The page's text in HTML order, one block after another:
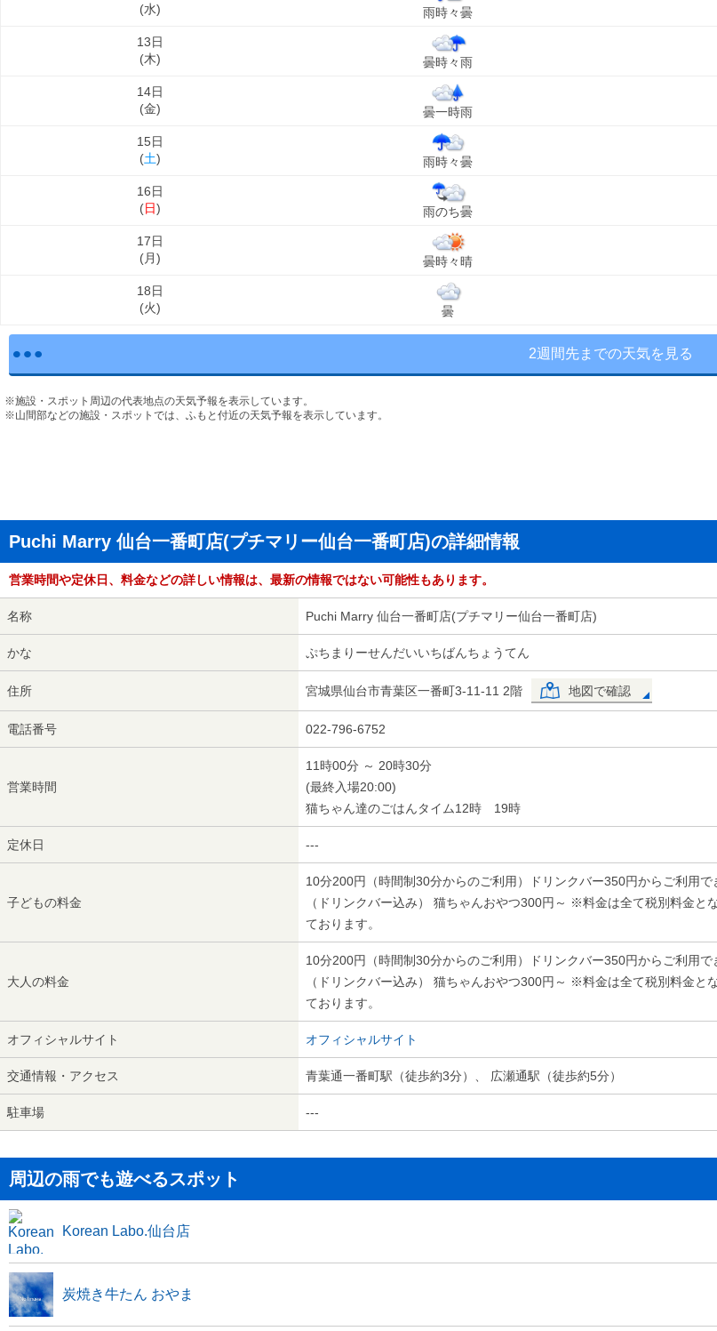
(水) 雨時々曇
13日
(木) 曇時々雨
14日
(金) 曇一時雨
15日
(土) 雨時々曇
16日
(日) 雨のち曇
17日
(月) 曇時々晴
18日
(火) 曇
2週間先までの天気を見る
※施設・スポット周辺の代表地点の天気予報を表示しています。
※山間部などの施設・スポットでは、ふもと付近の天気予報を表示しています。
Puchi Marry 仙台一番町店(プチマリー仙台一番町店)の詳細情報
営業時間や定休日、料金などの詳しい情報は、最新の情報ではない可能性もあります。
名称 Puchi Marry 仙台一番町店(プチマリー仙台一番町店)
かな ぷちまりーせんだいいちばんちょうてん
住所 宮城県仙台市青葉区一番町3-11-11 2階 地図で確認
電話番号 022-796-6752
営業時間
11時00分 ～ 20時30分
(最終入場20:00)
猫ちゃん達のごはんタイム12時 19時
定休日 ---
子どもの料金
10分200円（時間制30分からのご利用）ドリンクバー350円からご利用
（ドリンクバー込み） 猫ちゃんおやつ300円～ ※料金は全て税別料金
ております。
大人の料金
10分200円（時間制30分からのご利用）ドリンクバー350円からご利用
（ドリンクバー込み） 猫ちゃんおやつ300円～ ※料金は全て税別料金
ております。
オフィシャルサイト オフィシャルサイト
交通情報・アクセス 青葉通一番町駅（徒歩約3分）、 広瀬通駅（徒歩約5分）
駐車場 ---
周辺の雨でも遊べるスポット
Korean Labo.仙台店
炭焼き牛たん おやま